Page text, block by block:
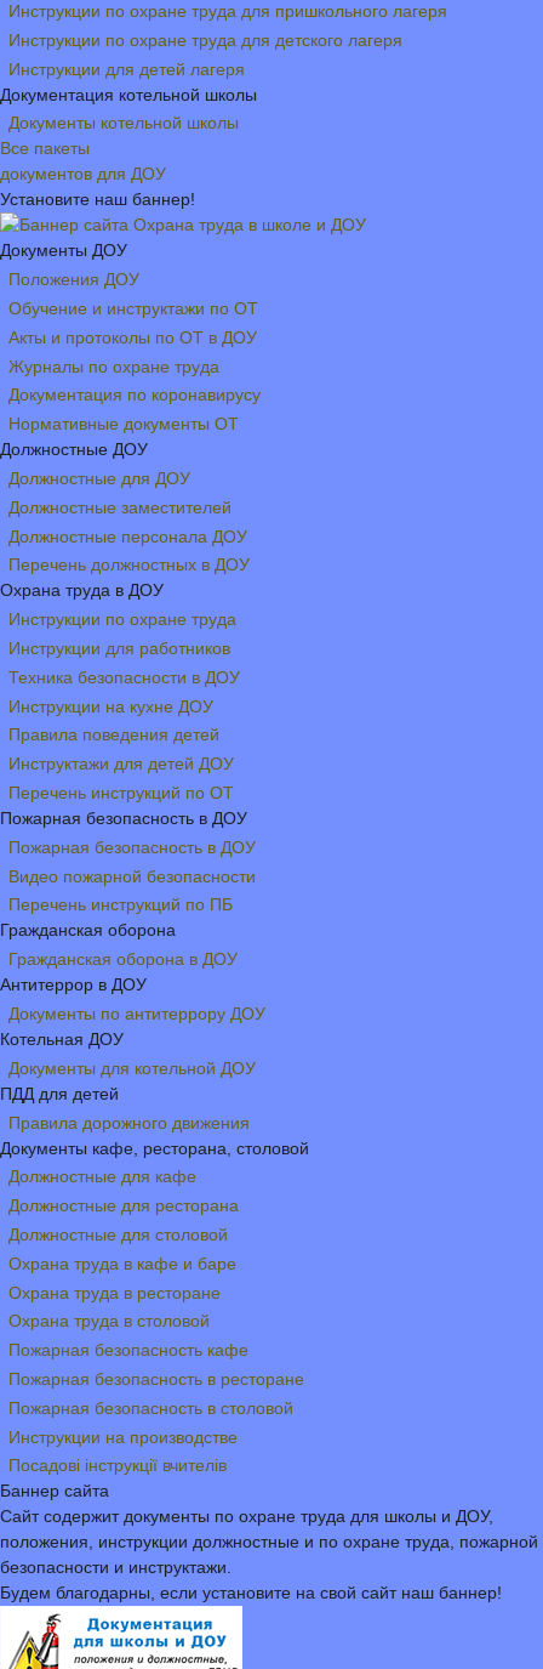
Инструкции по охране труда для пришкольного лагеря
Инструкции по охране труда для детского лагеря
Инструкции для детей лагеря
Документация котельной школы
Документы котельной школы
Все пакеты
документов для ДОУ
Установите наш баннер!
Документы ДОУ
Положения ДОУ
Обучение и инструктажи по ОТ
Акты и протоколы по ОТ в ДОУ
Журналы по охране труда
Документация по коронавирусу
Нормативные документы ОТ
Должностные ДОУ
Должностные для ДОУ
Должностные заместителей
Должностные персонала ДОУ
Перечень должностных в ДОУ
Охрана труда в ДОУ
Инструкции по охране труда
Инструкции для работников
Техника безопасности в ДОУ
Инструкции на кухне ДОУ
Правила поведения детей
Инструктажи для детей ДОУ
Перечень инструкций по ОТ
Пожарная безопасность в ДОУ
Пожарная безопасность в ДОУ
Видео пожарной безопасности
Перечень инструкций по ПБ
Гражданская оборона
Гражданская оборона в ДОУ
Антитеррор в ДОУ
Документы по антитеррору ДОУ
Котельная ДОУ
Документы для котельной ДОУ
ПДД для детей
Правила дорожного движения
Документы кафе, ресторана, столовой
Должностные для кафе
Должностные для ресторана
Должностные для столовой
Охрана труда в кафе и баре
Охрана труда в ресторане
Охрана труда в столовой
Пожарная безопасность кафе
Пожарная безопасность в ресторане
Пожарная безопасность в столовой
Инструкции на производстве
Посадові інструкції вчителів
Баннер сайта
Сайт содержит документы по охране труда для школы и ДОУ,
положения, инструкции должностные и по охране труда, пожарной
безопасности и инструктажи.
Будем благодарны, если установите на свой сайт наш баннер!